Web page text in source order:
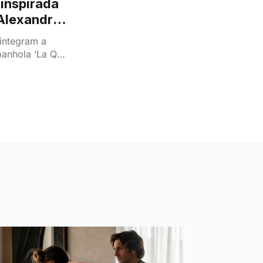
a
‘La Que